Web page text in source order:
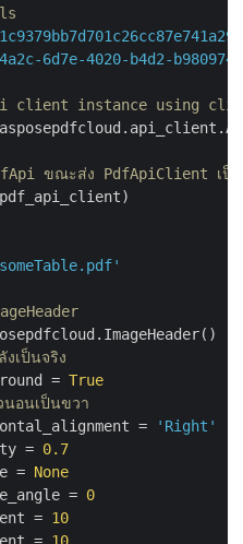
6d7e-4020-b4d2-
client instance using
ขณะส่ง PdfApiClient เป็น
เป็นจริง
=
True
อนเป็นขวา
=
'Right'
=
0.7
=
None
=
0
=
10
=
10